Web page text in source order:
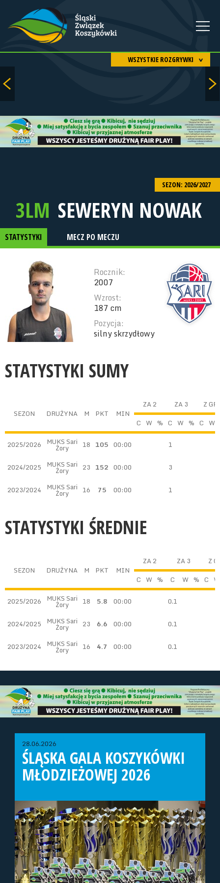
WSZYSTKIE ROZGRYWKI
SEZON: 2026/2027
3LM SEWERYN NOWAK
STATYSTYKI MECZ PO MECZU
Rocznik:
2007
Wzrost:
187 cm
Pozycja:
silny skrzydłowy
STATYSTYKI SUMY
SEZON DRUŻYNA M PKT MIN
ZA 2 ZA 3
Z
C W % C W % C W
2025/2026 MUKS Sari
Żory 18 105 00:00 1
2024/2025 MUKS Sari
Żory 23 152 00:00 3
2023/2024 MUKS Sari
Żory 16 75 00:00 1
STATYSTYKI ŚREDNIE
SEZON DRUŻYNA M PKT MIN
ZA 2 ZA 3
Z
C W % C W % C W
2025/2026 MUKS Sari
Żory 18 5.8 00:00 0.1
2024/2025 MUKS Sari
Żory 23 6.6 00:00 0.1
2023/2024 MUKS Sari
Żory 16 4.7 00:00 0.1
28.06.2026
ŚLĄSKA GALA KOSZYKÓWKI
MŁODZIEŻOWEJ 2026